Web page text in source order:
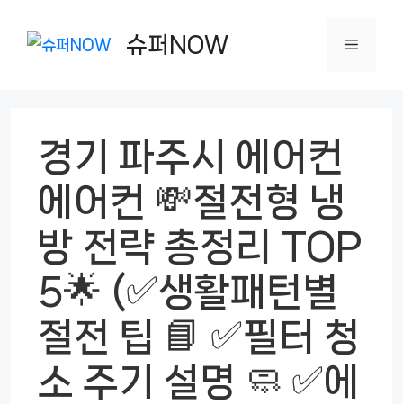
슈퍼NOW 메
경기 파주시 에어컨
에어컨 💸절전형 냉
방 전략 총정리 TOP
5🌟 (✅생활패턴별
절전 팁 📘 ✅필터 청
소 주기 설명 🧼 ✅에